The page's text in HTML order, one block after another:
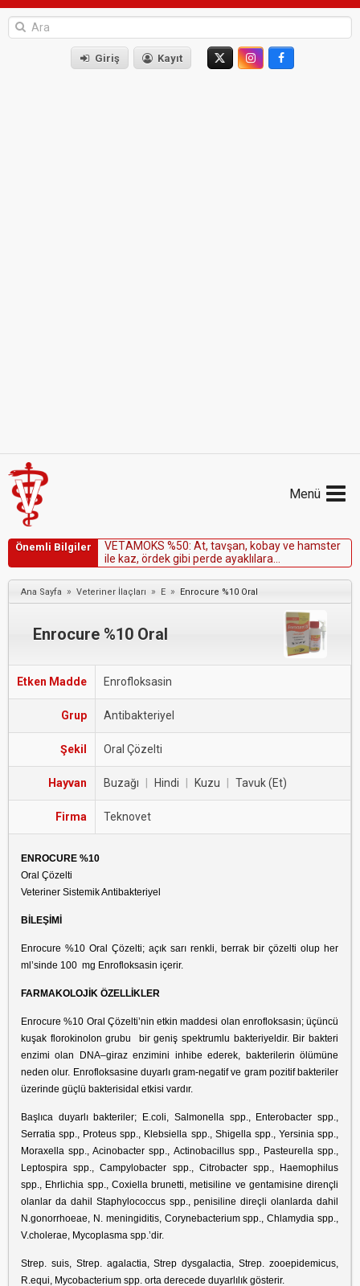
Giriş Kayıt
Menü
Önemli Bilgiler VETAMOKS %50: At, tavşan, kobayve hamster
i e kaz, ördekgibi perde ayakı ara
uygulanmamalıdır.
Ana Sayfa » Veteriner İlaçları » E » Enrocure %10 Oral
Enrocure %10 Oral
Etken Madde Enrofloksasin
Grup Antibakteriyel
Şekil Oral Çözelti
Hayvan Buzağı Hindi Kuzu Tavuk (Et)
Firma Teknovet
ENROCURE %10
Oral Çözelti
Veteriner Sistemik Antibakteriyel
BİLEŞİMİ
Enrocure %10 Oral Çözelti; açık sarı renkli, berrak bir çözelti olup her
ml’sinde 100 mg Enrofloksasin içerir.
FARMAKOLOJİK ÖZELLİKLER
Enrocure %10 Oral Çözelti’nin etkin maddesi olan enrofloksasin; üçüncü
kuşak florokinolon grubu bir geniş spektrumlu bakteriyeldir. Bir bakteri
enzimi olan DNA–giraz enzimini inhibe ederek, bakterilerin ölümüne
neden olur. Enrofloksasine duyarlı gram-negatif ve gram pozitif bakteriler
üzerinde güçlü bakterisidal etkisi vardır.
Başlıca duyarlı bakteriler; E.coli, Salmonella spp., Enterobacter spp.,
Serratia spp., Proteus spp., Klebsiella spp., Shigella spp., Yersinia spp.,
Moraxella spp., Acinobacter spp., Actinobacillus spp., Pasteurella spp.,
Leptospira spp., Campylobacter spp., Citrobacter spp., Haemophilus
spp., Ehrlichia spp., Coxiella brunetti, metisiline ve gentamisine dirençli
olanlar da dahil Staphylococcus spp., penisiline direçli olanlarda dahil
N.gonorrhoeae, N. meningiditis, Corynebacterium spp., Chlamydia spp.,
V.cholerae, Mycoplasma spp.’dir.
Strep. suis, Strep. agalactia, Strep dysgalactia, Strep. zooepidemicus,
R.equi, Mycobacterium spp. orta derecede duyarlılık gösterir.